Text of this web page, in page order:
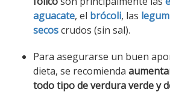
aguacate, el brócoli, las
secoscrudos (sin sal).
Para asegurarse un buen
dieta, se recomienda
todo tipo de verdura verde y